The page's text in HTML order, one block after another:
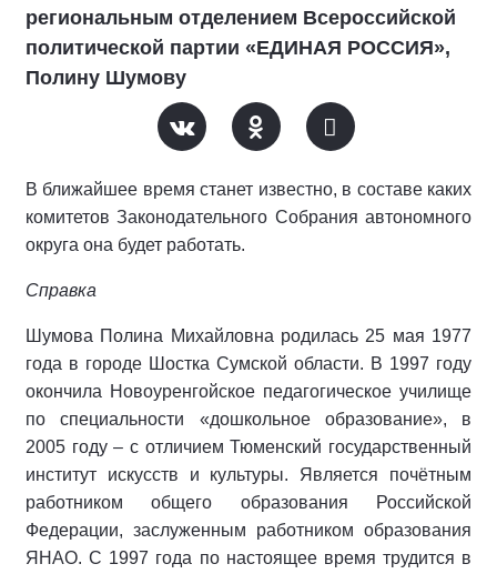
региональным отделением Всероссийской
политической партии «ЕДИНАЯ РОССИЯ»,
Полину Шумову
В ближайшее время станет известно, в составе каких
комитетов Законодательного Собрания автономного
округа она будет работать.
Справка
Шумова Полина Михайловна родилась 25 мая 1977
года в городе Шостка Сумской области. В 1997 году
окончила Новоуренгойское педагогическое училище
по специальности «дошкольное образование», в
2005 году – с отличием Тюменский государственный
институт искусств и культуры. Является почётным
работником общего образования Российской
Федерации, заслуженным работником образования
ЯНАО. С 1997 года по настоящее время трудится в